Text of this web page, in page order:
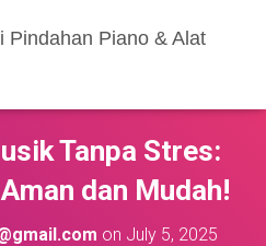
Pindahan Piano & Alat
Tanpa Stres:
dan Mudah!
on July 5, 2025